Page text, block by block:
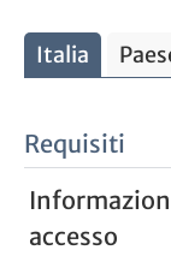
Italia
Requisiti
accesso